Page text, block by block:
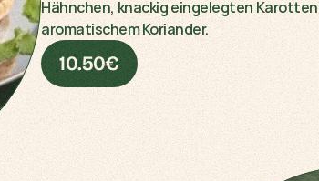
Hähnchen, knackig eingelegten
aromatischem Koriander.
10.50€